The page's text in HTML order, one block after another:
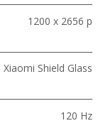
1200 x 2656 p
Xiaomi Shield Glass
120 Hz